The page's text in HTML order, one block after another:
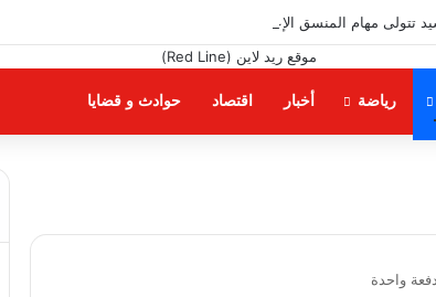
تتولى مهام المنسق الإعلامي لمهرجان “الأفضل بين الأفضل” في دورته
رياضة أخبار اقتصاد حوادث و قضايا